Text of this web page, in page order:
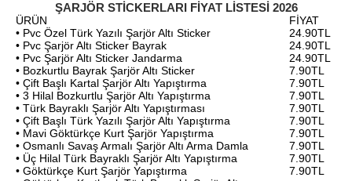
ŞARJÖR STICKERLARI FIYAT LISTESI 2026
ÜRÜN
FİYAT
• Pvc Özel Türk Yazılı Şarjör Altı Sticker
24.90TL
• Pvc Şarjör Altı Sticker Bayrak
24.90TL
• Pvc Şarjör Altı Sticker Jandarma
24.90TL
• Bozkurtlu Bayrak Şarjör Altı Sticker
7.90TL
• Çift Başlı Kartal Şarjör Altı Yapıştırma
7.90TL
• 3 Hilal Bozkurtlu Şarjör Altı Yapıştırma
7.90TL
• Türk Bayraklı Şarjör Altı Yapıştırması
7.90TL
• Çift Başlı Türk Yazılı Şarjör Altı Yapıştırma
7.90TL
• Mavi Göktürkçe Kurt Şarjör Yapıştırma
7.90TL
• Osmanlı Savaş Armalı Şarjör Altı Arma Damla
7.90TL
• Üç Hilal Türk Bayraklı Şarjör Altı Yapıştırma
7.90TL
• Göktürkçe Kurt Şarjör Yapıştırma
7.90TL